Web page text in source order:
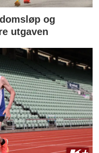
og
utgaven